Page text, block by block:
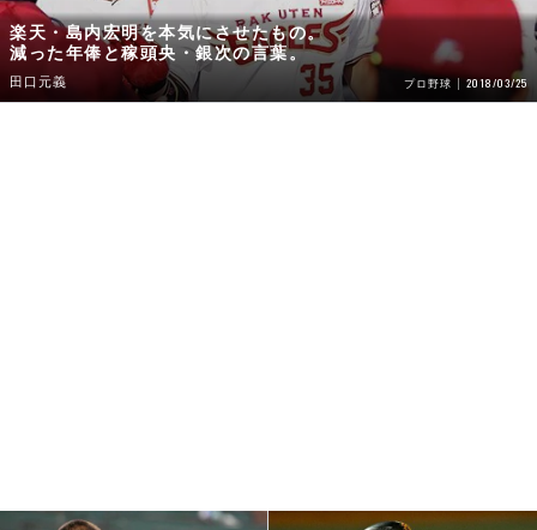
楽天・島内宏明を本気にさせたもの。
減った年俸と稼頭央・銀次の言葉。
田口元義 プロ野球 2018/03/25